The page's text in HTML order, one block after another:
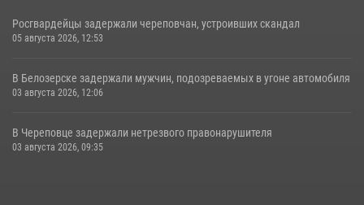
Росгвардейцы задержали череповчан, устроивших скандал
05 августа 2026, 12:53
В Белозерске задержали мужчин, подозреваемых в угоне автомобиля
03 августа 2026, 12:06
В Череповце задержали нетрезвого правонарушителя
03 августа 2026, 09:35